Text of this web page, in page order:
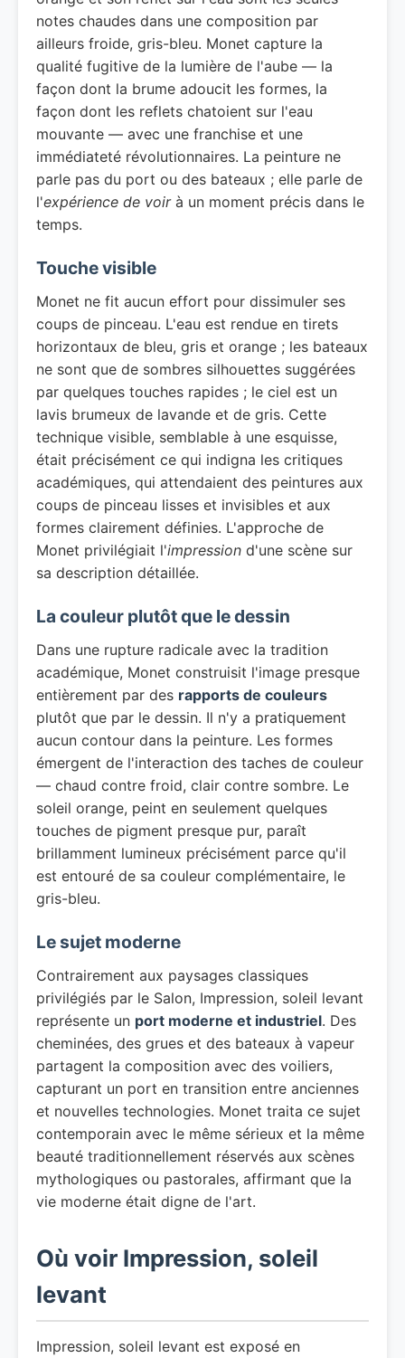
notes chaudes dans une composition par
ailleurs froide, gris-bleu. Monet capture la
qualité fugitive de la lumière de l'aube — la
façon dont la brume adoucit les formes, la
façon dont les reflets chatoient sur l'eau
mouvante — avec une franchise et une
immédiateté révolutionnaires. La peinture ne
parle pas du port ou des bateaux ; elle parle de
l'expérience de voirà un moment précis dans le
temps.
Touche visible
Monet ne fit aucun effort pour dissimuler ses
coups de pinceau. L'eau est rendue en tirets
horizontaux de bleu, gris et orange ; les bateaux
ne sont que de sombres silhouettes suggérées
par quelques touches rapides ; le ciel est un
lavis brumeux de lavande et de gris. Cette
technique visible, semblable à une esquisse,
était précisément ce qui indigna les critiques
académiques, qui attendaient des peintures aux
coups de pinceau lisses et invisibles et aux
formes clairement définies. L'approche de
Monet privilégiait l'impression d'une scène sur
sa description détaillée.
La couleur plutôt que le dessin
Dans une rupture radicale avec la tradition
académique, Monet construisit l'image presque
entièrement par des rapports de couleurs
plutôt que par le dessin. Il n'y a pratiquement
aucun contour dans la peinture. Les formes
émergent de l'interaction des taches de couleur
— chaud contre froid, clair contre sombre. Le
soleil orange, peint en seulement quelques
touches de pigment presque pur, paraît
brillamment lumineux précisément parce qu'il
est entouré de sa couleur complémentaire, le
gris-bleu.
Le sujet moderne
Contrairement aux paysages classiques
privilégiés par le Salon, Impression, soleil levant
représente un port moderne et industriel. Des
cheminées, des grues et des bateaux à vapeur
partagent la composition avec des voiliers,
capturant un port en transition entre anciennes
et nouvelles technologies. Monet traita ce sujet
contemporain avec le même sérieux et la même
beauté traditionnellement réservés aux scènes
mythologiques ou pastorales, affirmant que la
vie moderne était digne de l'art.
Où voir Impression, soleil
levant
Impression, soleil levant est exposé en